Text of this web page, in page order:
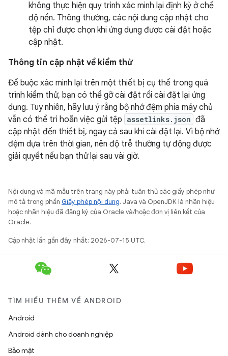
không thực hiện quy trình xác minh lại định kỳ ở chế
độ nền. Thông thường, các nội dung cập nhật cho
tệp chỉ được chọn khi ứng dụng được cài đặt hoặc
cập nhật.
Thông tin cập nhật về kiểm thử
Để buộc xác minh lại trên một thiết bị cụ thể trong quá
trình kiểm thử, bạn có thể gỡ cài đặt rồi cài đặt lại ứng
dụng. Tuy nhiên, hãy lưu ý rằng bộ nhớ đệm phía máy chủ
vẫn có thể trì hoãn việc gửi tệp assetlinks.json đã
cập nhật đến thiết bị, ngay cả sau khi cài đặt lại. Vì bộ nhớ
đệm dựa trên thời gian, nên độ trễ thường tự động được
giải quyết nếu bạn thử lại sau vài giờ.
Nội dung và mã mẫu trên trang này phải tuân thủ các giấy phép như
mô tả trong phần Giấy phép nội dung. Java và OpenJDK là nhãn hiệu
hoặc nhãn hiệu đã đăng ký của Oracle và/hoặc đơn vị liên kết của
Oracle.
Cập nhật lần gần đây nhất: 2026-07-15 UTC.
TÌM HIỂU THÊM VỀ ANDROID
Android
Android dành cho doanh nghiệp
Bảo mật